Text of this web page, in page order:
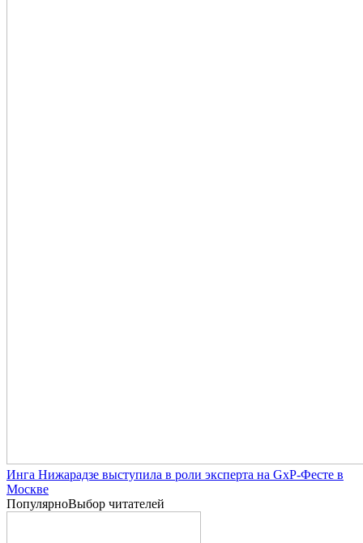
Инга Нижарадзе выступила в роли эксперта на GxP-Фесте в
Москве
ПопулярноВыбор читателей